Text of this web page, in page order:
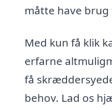
måtte have brug
Med kun få klik
erfarne
få
behov. Lad os